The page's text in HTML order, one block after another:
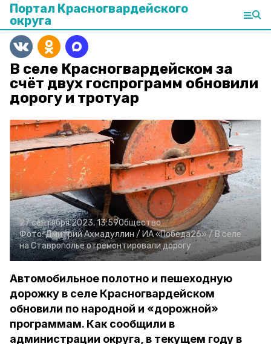
Портал Красногвардейского
округа
В селе Красногвардейском за
счёт двух госпрограмм обновили
дорогу и тротуар
27 сентября 2023, 13:59Общество
Фото:Дмитрий Ахмадуллин / ИА «Победа26» / В селе
на Ставрополье отремонтировали дорогу
Автомобильное полотно и пешеходную
дорожку в селе Красногвардейском
обновили по народной и «дорожной»
программам. Как сообщили в
администрации округа, в текущем году в